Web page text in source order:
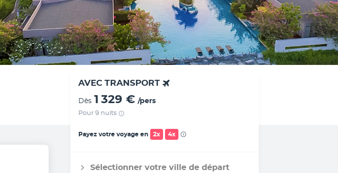
AVEC TRANSPORT
Dès 1 329 € /pers
Pour 9 nuits
Payez votre voyage en 2x 4x
Sélectionner votre ville de départ